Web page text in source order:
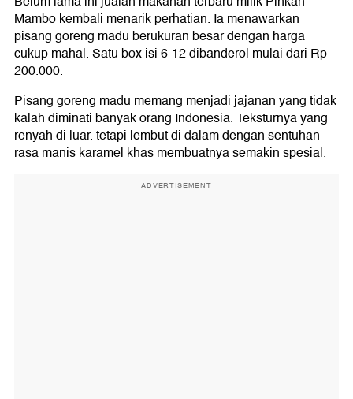
Mambo kembali menarik perhatian. Ia menawarkan
pisang goreng madu berukuran besar dengan harga
cukup mahal. Satu box isi 6-12 dibanderol mulai dari Rp
200.000.
Pisang goreng madu memang menjadi jajanan yang tidak
kalah diminati banyak orang Indonesia. Teksturnya yang
renyah di luar. tetapi lembut di dalam dengan sentuhan
rasa manis karamel khas membuatnya semakin spesial.
ADVERTISEMENT